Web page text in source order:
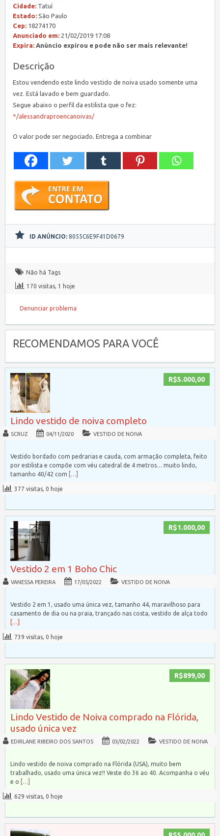
Cidade: Tatuí
Estado: São Paulo
Cep: 18274170
Anunciado em: 21/02/2019 17:08
Expira: Anúncio expirou e pode não ser mais relevante!
Descrição
Estou vendendo este lindo vestido de noiva usado somente uma
vez. Está lavado e bem guardado.
Segue abaixo o perfil da estilista que o fez:
*/alessandraproencanoivas/
O valor pode ser negociado. Entrega a combinar
ID ANÚNCIO: 8055C6E9F41D0679
Não há Tags
170 visitas, 1 hoje
Denunciar problema
RECOMENDAMOS PARA VOCÊ
R$5.000,00
Lindo vestido de noiva completo
SCRUZ 04/11/2020 VESTIDO DE NOIVA
Vestido bordado com pedrarias e cauda, com armação completa, feito
por estilista e compõe com véu catedral de 4 metros… muito lindo,
tamanho 40/42 com
[…]
377 visitas, 0 hoje
R$1.000,00
Vestido 2 em 1 Boho Chic
VANESSA PEREIRA 17/05/2022 VESTIDO DE NOIVA
Vestido 2 em 1, usado uma única vez, tamanho 44, maravilhoso para
casamento de dia ou na praia, trançado nas costa, vestido de alça todo
[…]
739 visitas, 0 hoje
R$899,00
Lindo Vestido de Noiva comprado na Flórida,
usado única vez
EDIRLANE RIBEIRO DOS SANTOS 03/02/2022 VESTIDO DE NOIVA
Lindo vestido de noiva comprado na Flórida (USA), muito bem
trabalhado, usado uma única vez!! Veste do 36 ao 40. Acompanha o véu
e o
[…]
629 visitas, 0 hoje